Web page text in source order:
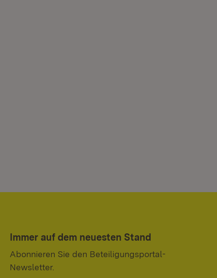
Immer auf dem neuesten Stand
Abonnieren Sie den Beteiligungsportal-
Newsletter.